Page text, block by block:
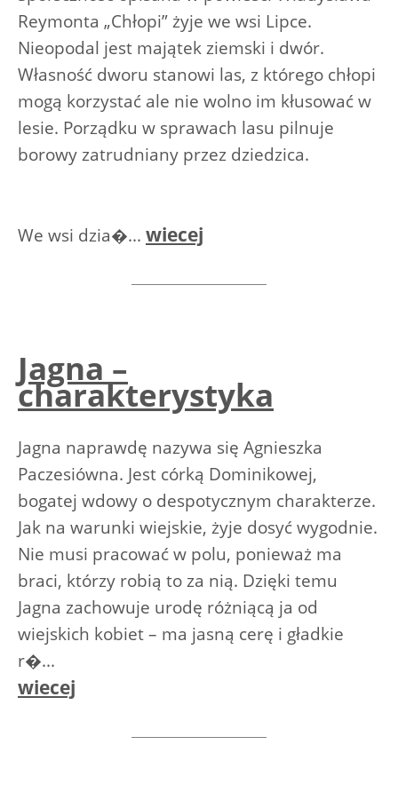
Reymonta „Chłopi” żyje we wsi Lipce.
Nieopodal jest majątek ziemski i dwór.
Własność dworu stanowi las, z którego chłopi
mogą korzystać ale nie wolno im kłusować w
lesie. Porządku w sprawach lasu pilnuje
borowy zatrudniany przez dziedzica.
We wsi dzia�... wiecej
Jagna –
charakterystyka
Jagna naprawdę nazywa się Agnieszka
Paczesiówna. Jest córką Dominikowej,
bogatej wdowy o despotycznym charakterze.
Jak na warunki wiejskie, żyje dosyć wygodnie.
Nie musi pracować w polu, ponieważ ma
braci, którzy robią to za nią. Dzięki temu
Jagna zachowuje urodę różniącą ja od
wiejskich kobiet – ma jasną cerę i gładkie
r�...
wiecej